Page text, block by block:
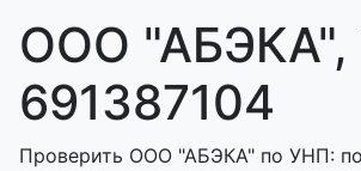
ООО
691387104
Проверить ООО "АБЭКА" по УНП: